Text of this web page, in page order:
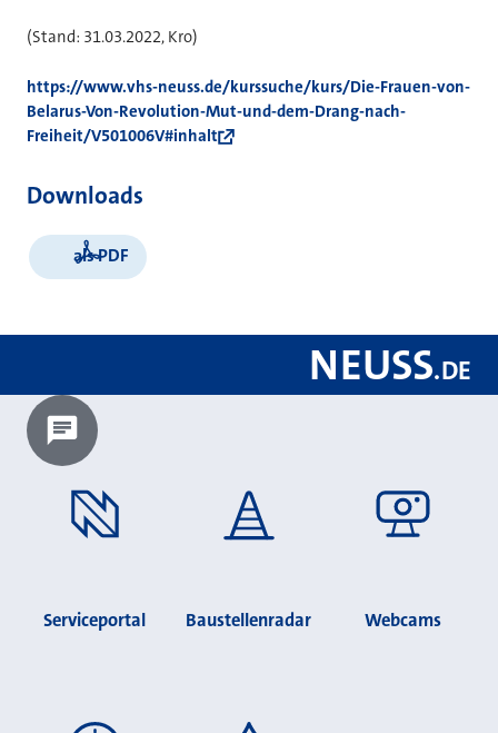
(Stand: 31.03.2022, Kro)
https://www.vhs-neuss.de/kurssuche/kurs/Die-Frauen-von-
Belarus-Von-Revolution-Mut-und-dem-Drang-nach-
Freiheit/V501006V#inhalt
Downloads
als PDF
NEUSS.DE
Chatbot laden?
Serviceportal Baustellenradar Webcams